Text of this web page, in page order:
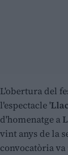
L'obertura del
l'espectacle '
d'homenatge a
vint anys de la
convocatòria